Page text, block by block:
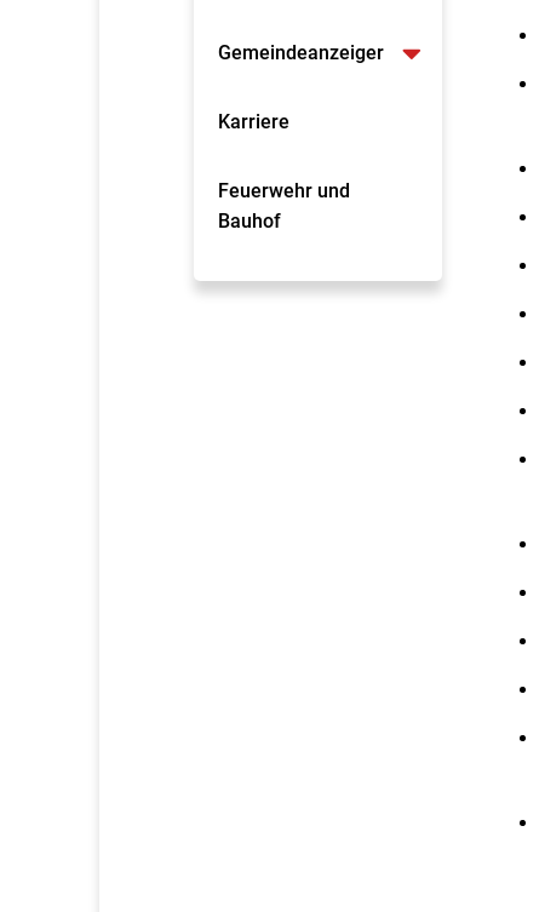
Gemeindeanzeiger
Karriere
Feuerwehr und
Bauhof